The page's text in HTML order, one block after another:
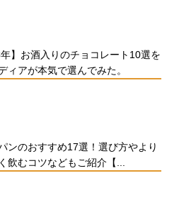
年】お酒入りのチョコレート10選を
ィアが本気で選んでみた。
ンのおすすめ17選！選び方やより
飲むコツなどもご紹介【...